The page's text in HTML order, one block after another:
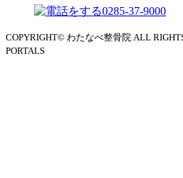
COPYRIGHT© わたなべ整骨院 ALL
PORTALS